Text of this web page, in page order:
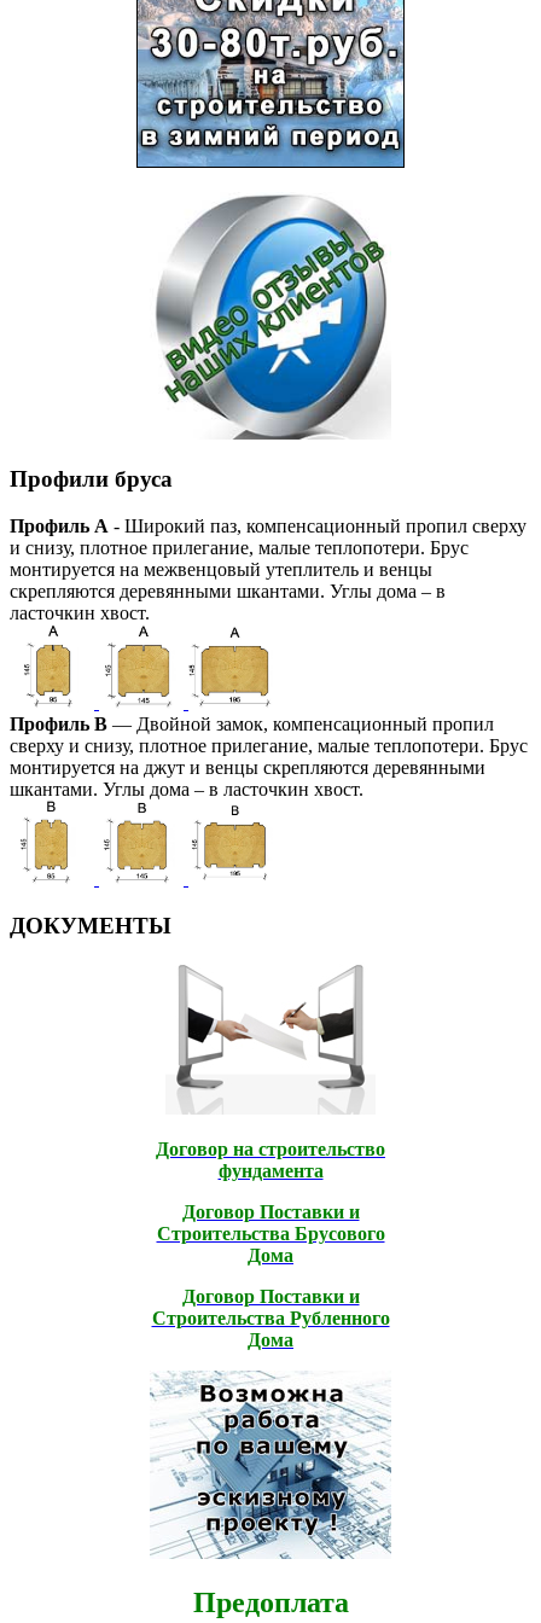
Профили бруса
Профиль А - Широкий паз, компенсационный пропил сверху
и снизу, плотное прилегание, малые теплопотери. Брус
монтируется на межвенцовый утеплитель и венцы
скрепляются деревянными шкантами. Углы дома – в
ласточкин хвост.
Профиль В — Двойной замок, компенсационный пропил
сверху и снизу, плотное прилегание, малые теплопотери. Брус
монтируется на джут и венцы скрепляются деревянными
шкантами. Углы дома – в ласточкин хвост.
ДОКУМЕНТЫ
Договор на строительство
фундамента
Договор Поставки и
Строительcтва Брусового
Дома
Договор Поставки и
Строительcтва Рубленного
Дома
Предоплата